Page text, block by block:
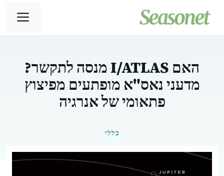
לתוכן
האם I/ATLAS מנסה לתקשר?
מדעני נאס"א מופתעים מפיצוץ
פתאומי של אנרגיה
כללי